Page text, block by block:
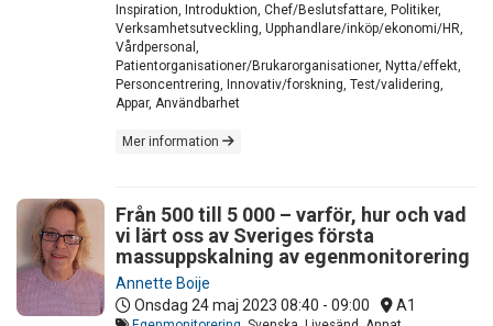
Inspiration, Introduktion, Chef/Beslutsfattare, Politiker,
Verksamhetsutveckling, Upphandlare/inköp/ekonomi/HR,
Vårdpersonal,
Patientorganisationer/Brukarorganisationer, Nytta/effekt,
Personcentrering, Innovativ/forskning, Test/validering,
Appar, Användbarhet
Mer information
Från 500 till 5 000 – varför, hur och vad
vi lärt oss av Sveriges första
massuppskalning av egenmonitorering
Annette Boije
Onsdag 24 maj 2023 08:40 - 09:00 A1